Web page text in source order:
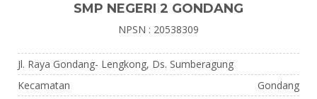
SMP NEGERI 2 GONDANG
NPSN : 20538309
Jl. Raya Gondang- Lengkong, Ds. Sumberagung
Kecamatan
Gondang